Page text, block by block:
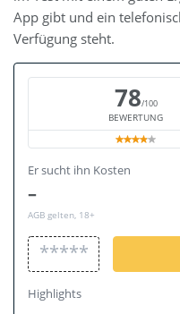
App gibt und ein
Verfügung steht.
78/100
BEWERTUNG
Er sucht ihn Kosten
–
AGB gelten, 18+
*****
Highlights